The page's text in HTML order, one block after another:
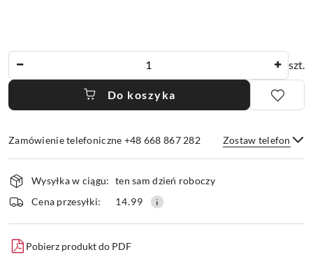
szt.
Do koszyka
Zamówienie telefoniczne +48 668 867 282 Zostaw telefon
Wyślij
Dostępność
i
dostawa
Wysyłka w ciągu: ten sam dzień roboczy
Cena przesyłki:
14.99
Pobierz produkt do PDF